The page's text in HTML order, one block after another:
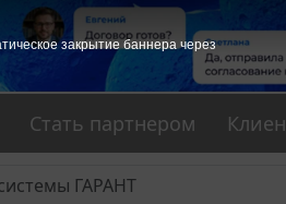
Стать партнером
закрытие баннера через